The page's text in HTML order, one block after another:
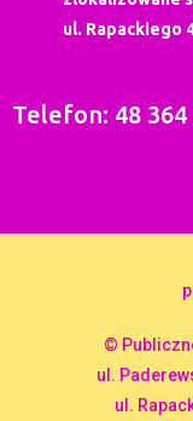
ul. Rapackiego
Telefon: 48 364
©
ul.
ul.